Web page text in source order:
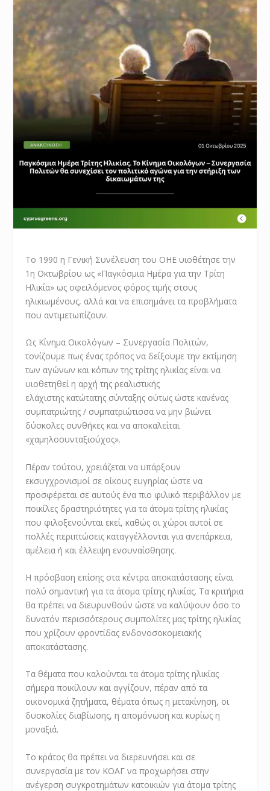
Το 1990 η Γενική Συνέλευση του ΟΗΕ υιοθέτησε την
1η Οκτωβρίου ως «Παγκόσμια Ημέρα για την Τρίτη
Ηλικία» ως οφειλόμενος φόρος τιμής στους
ηλικιωμένους, αλλά και να επισημάνει τα προβλήματα
που αντιμετωπίζουν.
Ως Κίνημα Οικολόγων – Συνεργασία Πολιτών,
τονίζουμε πως ένας τρόπος να δείξουμε την εκτίμηση
των αγώνων και κόπων της τρίτης ηλικίας είναι να
υιοθετηθεί η αρχή της ρεαλιστικής
ελάχιστης κατώτατης σύνταξης ούτως ώστε κανένας
συμπατριώτης / συμπατριώτισσα να μην βιώνει
δύσκολες συνθήκες και να αποκαλείται
«χαμηλοσυνταξιούχος».
Πέραν τούτου, χρειάζεται να υπάρξουν
εκσυγχρονισμοί σε οίκους ευγηρίας ώστε να
προσφέρεται σε αυτούς ένα πιο φιλικό περιβάλλον με
ποικίλες δραστηριότητες για τα άτομα τρίτης ηλικίας
που φιλοξενούνται εκεί, καθώς οι χώροι αυτοί σε
πολλές περιπτώσεις καταγγέλλονται για ανεπάρκεια,
αμέλεια ή και έλλειψη ενσυναίσθησης.
Η πρόσβαση επίσης στα κέντρα αποκατάστασης είναι
πολύ σημαντική για τα άτομα τρίτης ηλικίας. Τα κριτήρια
θα πρέπει να διευρυνθούν ώστε να καλύψουν όσο το
δυνατόν περισσότερους συμπολίτες μας τρίτης ηλικίας
που χρίζουν φροντίδας ενδονοσοκομειακής
αποκατάστασης.
Τα θέματα που καλούνται τα άτομα τρίτης ηλικίας
σήμερα ποικίλουν και αγγίζουν, πέραν από τα
οικονομικά ζητήματα, θέματα όπως η μετακίνηση, οι
δυσκολίες διαβίωσης, η απομόνωση και κυρίως η
μοναξιά.
Το κράτος θα πρέπει να διερευνήσει και σε
συνεργασία με τον ΚΟΑΓ να προχωρήσει στην
ανέγερση συγκροτημάτων κατοικιών για άτομα τρίτης